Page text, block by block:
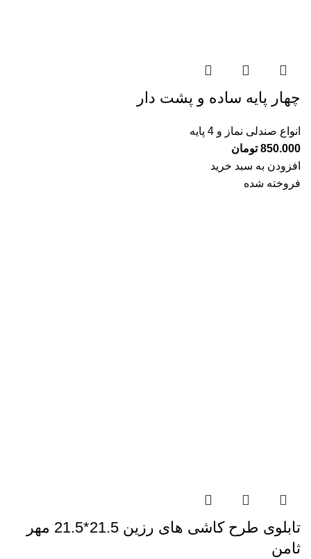
چهار پايه ساده و پشت دار
انواع صندلی نماز و 4 پایه
850.000 تومان
افزودن به سبد خرید
فروخته شده
تابلوی طرح کاشی های رزین 21.5*21.5 مهر
ثامن